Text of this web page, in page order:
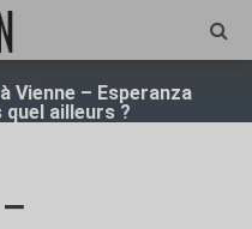
Vienne – Esperanza
quel ailleurs ?